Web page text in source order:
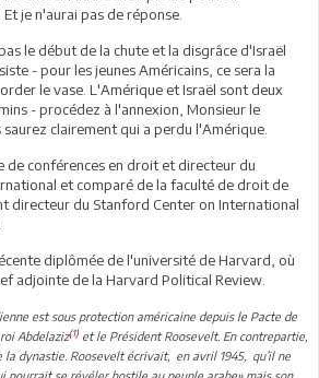
je n'aurai pas de réponse.
le début de la chute et la disgrâce d'Israël
- pour les jeunes Américains, ce sera la
le vase. L'Amérique et Israël sont deux
- procédez à l'annexion, Monsieur le
clairement qui a perdu l'Amérique.
de conférences en droit et directeur du
et comparé de la faculté de droit de
directeur du Stanford Center on International
diplômée de l'université de Harvard, où
adjointe de la Harvard Political Review.
est sous protection américaine depuis le Pacte de
Abdelaziz(1) et le Président Roosevelt. En contrepartie,
la dynastie. Roosevelt écrivait, en avril 1945, qu’il ne
pourrait se révéler hostile au peuple arabe» mais son